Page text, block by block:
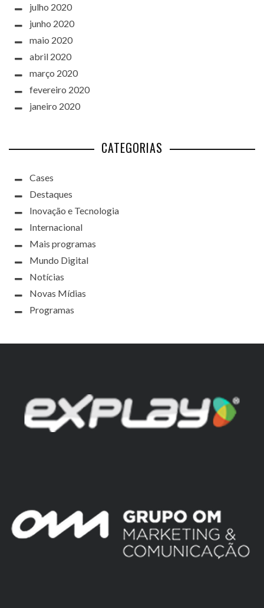
julho 2020
junho 2020
maio 2020
abril 2020
março 2020
fevereiro 2020
janeiro 2020
CATEGORIAS
Cases
Destaques
Inovação e Tecnologia
Internacional
Mais programas
Mundo Digital
Notícias
Novas Mídias
Programas